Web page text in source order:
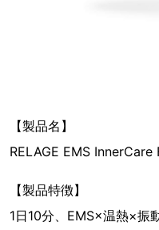
【製品名】
RELAGE EMS InnerCare
【製品特徴】
1日10分、EMS×温熱×振